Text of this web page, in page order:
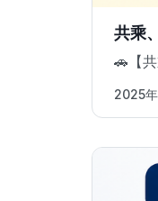
共乘
🚗【
2025